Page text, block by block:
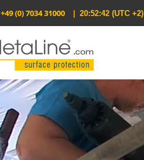
+49 (0) 7034 31000 | 20:52:42 (UTC +2)